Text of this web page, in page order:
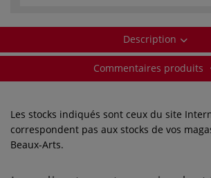
Description
Commentaires produits
Les stocks indiqués sont ceux du site
correspondent pas aux stocks de vos
Beaux-Arts.